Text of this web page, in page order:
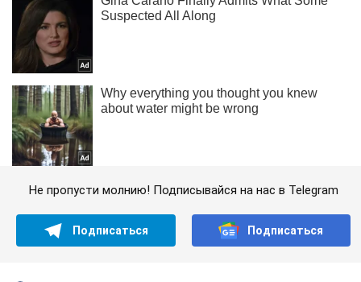
Не пропусти молнию! Подписывайся на нас в Telegram
Подписаться Подписаться